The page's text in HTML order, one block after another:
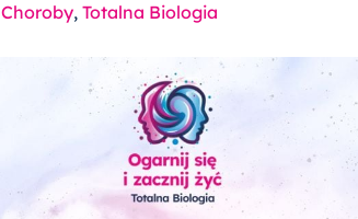
Choroby, Totalna Biologia